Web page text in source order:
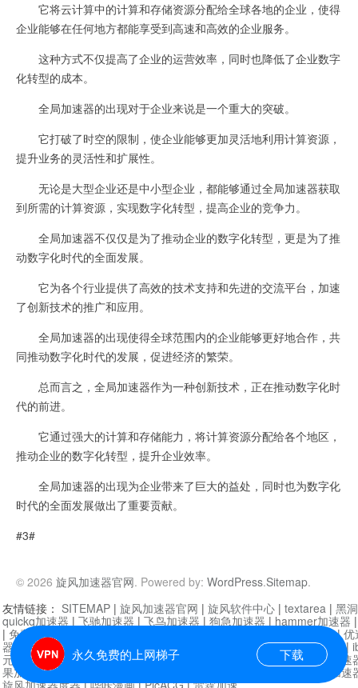
它将云计算中的计算和存储资源分配给全球各地的企业，使得
企业能够在任何地方都能享受到高速和高效的企业服务。
这种方式不仅提高了企业的运营效率，同时也降低了企业数字
化转型的成本。
全局加速器的出现对于企业来说是一个重大的突破。
它打破了时空的限制，使企业能够更加灵活地利用计算资源，
提升业务的灵活性和扩展性。
无论是大型企业还是中小型企业，都能够通过全局加速器获取
到所需的计算资源，实现数字化转型，提高企业的竞争力。
全局加速器不仅仅是为了推动企业的数字化转型，更是为了推
动数字化时代的全面发展。
它为各个行业提供了高效的技术支持和先进的交流平台，加速
了创新技术的推广和应用。
全局加速器的出现使得全球范围内的企业能够更好地合作，共
同推动数字化时代的发展，促进经济的繁荣。
总而言之，全局加速器作为一种创新技术，正在推动数字化时
代的前进。
它通过强大的计算和存储能力，将计算资源分配给各个地区，
推动企业的数字化转型，提升企业效率。
全局加速器的出现为企业带来了巨大的益处，同时也为数字化
时代的全面发展做出了重要贡献。
#3#
© 2026 旋风加速器官网. Powered by: WordPress.Sitemap.
永久免费的上网梯子 下载
友情链接： SITEMAP | 旋风加速器官网 | 旋风软件中心 | textarea | 黑
quickq加速器 | 飞驰加速器 | 飞鸟加速器 | 狗急加速器 | hammer加速器
| 免费vqn加速外网 迷雾通|优
器| 快柠檬加速器 |黑洞加速 |falemon 快橙加速器|anycast加速器 |
元机场加速器 |一元机场|老王加速器 | 白石山|
小牛加速
果加速器|黑洞加速
芒果加速